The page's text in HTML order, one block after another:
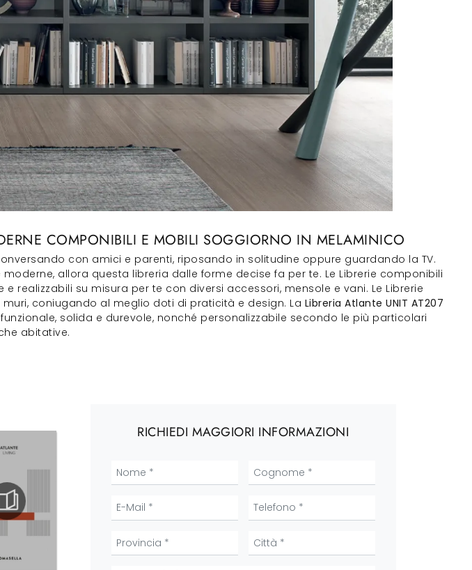
COMPONIBILI E MOBILI SOGGIORNO IN MELAMINICO
con amici e parenti, riposando in solitudine oppure guardando la TV.
allora questa libreria dalle forme decise fa per te. Le Librerie componibili
realizzabili su misura per te con diversi accessori, mensole e vani. Le Librerie
coniugando al meglio doti di praticità e design. La Libreria Atlante UNIT AT207
solida e durevole, nonché personalizzabile secondo le più particolari
abitative.
RICHIEDI MAGGIORI INFORMAZIONI